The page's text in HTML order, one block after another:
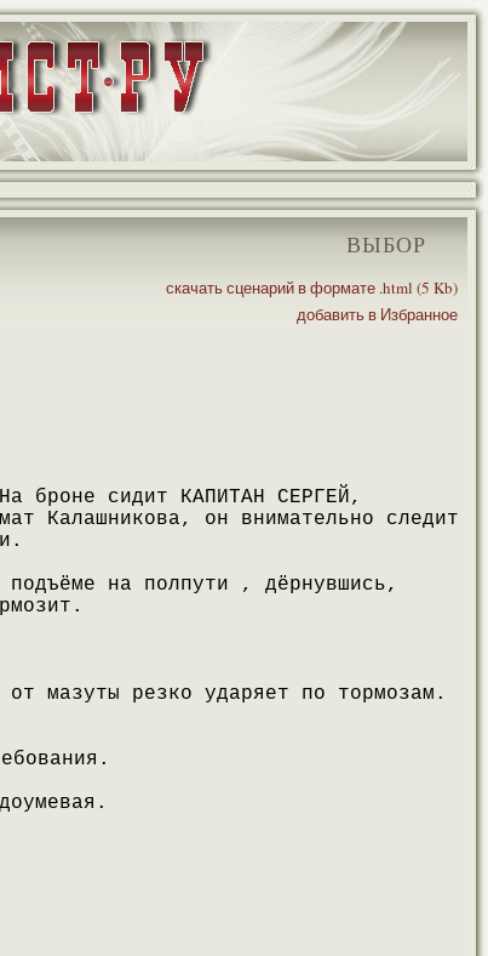
ВЫБОР
скачать сценарий в формате .html (5 Kb)
добавить в Избранное
броне сидит КАПИТАН СЕРГЕЙ,
Калашникова, он внимательно следит
на полпути , дёрнувшись,
мазуты резко ударяет по тормозам.